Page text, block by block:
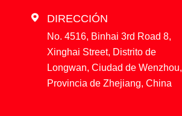
 DIRECCIÓN
No. 4516, Binhai 3rd Road 8,
Xinghai Street, Distrito de
Longwan, Ciudad de Wenzhou,
Provincia de Zhejiang, China